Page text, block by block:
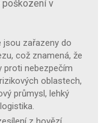
poškození v
jsou zařazeny do
což znamená, že
proti nebezpečím
oblastech,
průmysl, lehký